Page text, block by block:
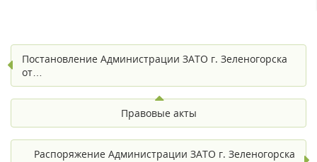
Постановление Администрации ЗАТО г. Зеленогорска
от…
Правовые акты
Распоряжение Администрации ЗАТО г. Зеленогорска